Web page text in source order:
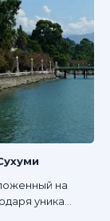
на
уника...